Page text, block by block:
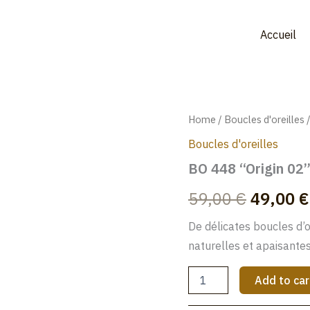
Accueil
Home / Boucles d'oreilles
Boucles d'oreilles
BO 448 “Origin 02”
59,00€
price
was:
59,00
49,00 €
De délicates boucles
naturelles et
BO
"Origin
quantity
Add to